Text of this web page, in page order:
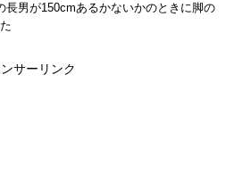
長男が150cmあるかないかのときに脚の
サーリンク